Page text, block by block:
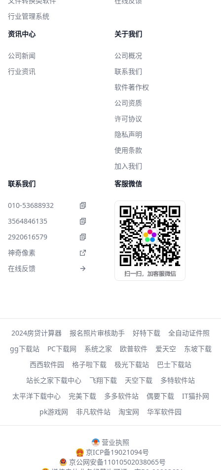
行业管理系统
资讯中心
公司新闻
行业资讯
关于我们
公司概况
联系我们
软件著作权
公司资质
许可协议
隐私声明
使用条款
加入我们
联系我们
010-53688932
3564846135
2920616579
神奇像素
在线反馈
客服微信
2024房贷计算器 报名照片审核助手 好特下载
全自动证件照
gg下载站
PC下载网 系统之家 欧普软件 爱天空
东坡下载
西西软件园
格子啦下载 极光下载站
巴士下载站
站长之家下载中心
飞翔下载 天空下载
多特软件站
太平洋下载中心
完美下载 多多软件站 偶要下载
IT猫扑网
pk游戏网
非凡软件站 淘宝网 华军软件园
营业执照
京ICP备19021094号
京公网安备11010502038065号